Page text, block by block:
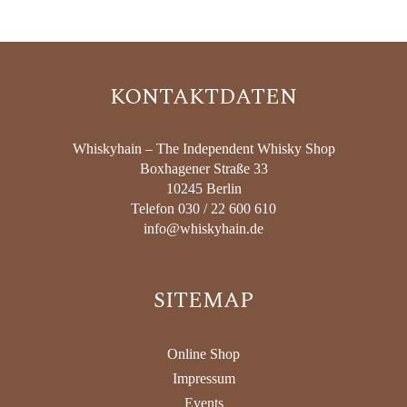
KONTAKTDATEN
Whiskyhain – The Independent Whisky Shop
Boxhagener Straße 33
10245 Berlin
Telefon 030 / 22 600 610
info@whiskyhain.de
SITEMAP
Online Shop
Impressum
Events